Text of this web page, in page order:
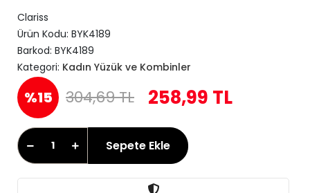
Clariss
Ürün Kodu: BYK4189
Barkod: BYK4189
Kategori: Kadın Yüzük ve Kombinler
%15 304,69 TL 258,99 TL
Sepete Ekle